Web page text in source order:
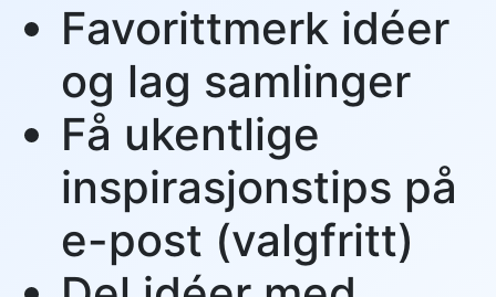
Favorittmerk idéer
og lag samlinger
Få ukentlige
inspirasjonstips på
e-post (valgfritt)